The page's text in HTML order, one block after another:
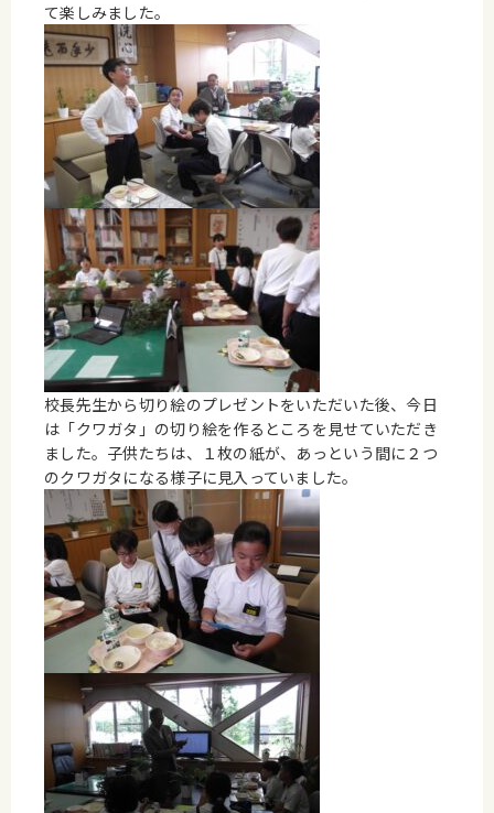
て楽しみました。
校長先生から切り絵のプレゼントをいただいた後、今日
は「クワガタ」の切り絵を作るところを見せていただき
ました。子供たちは、１枚の紙が、あっという間に２つ
のクワガタになる様子に見入っていました。